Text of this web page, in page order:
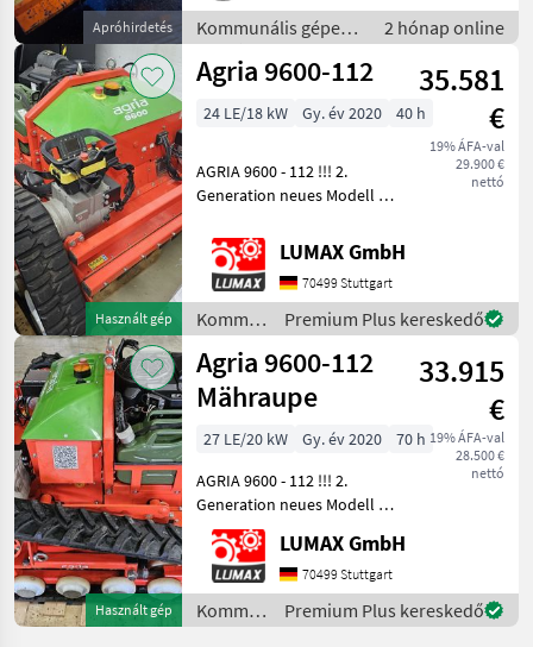
Greentec
Jack
Mind a 35
megjelenítése
MARKETPLACE
Marketplace
Kereskedői
ajánlatok
Apróhirdetések
Apróhirdetés
Kommunális gépek /
Rézsűkasza
2 hónap online
Használt gép
Agria 9600-112
35.581
€
19% ÁFA-val
29.900 €
nettó
24 LE/18 kW Gy. év 2020 40 h
AGRIA 9600 - 112 !!! 2.
Generation neues Modell !!!
mit 112cm Sichelmulchdeck
Diese AGRIA 9600-112
Mähraupe ist Baujahr 2020,
wurde
LUMAX GmbH
70499 Stuttgart
Kommunális
gépek /
Agria
Premium Plus kereskedő
Használt gép
Agria 9600-112
Mähraupe
33.915
€
19% ÁFA-val
28.500 €
nettó
27 LE/20 kW Gy. év 2020
70 h
AGRIA 9600 - 112 !!! 2.
Generation neues Modell -
Ausführung mit Kawasaki
Motor!!! Ferngesteuerte
Mähraupe mit 112cm
Sichelmulchdeck Diese
AGRIA 9600-112 Mä
LUMAX GmbH
70499 Stuttgart
Kommunális
gépek /
Premium Plus kereskedő